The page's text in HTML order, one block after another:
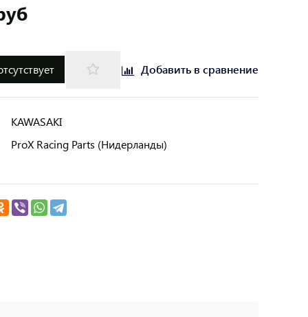
Добавить в сравнение
KAWASAKI
ProX Racing Parts (Нидерланды)